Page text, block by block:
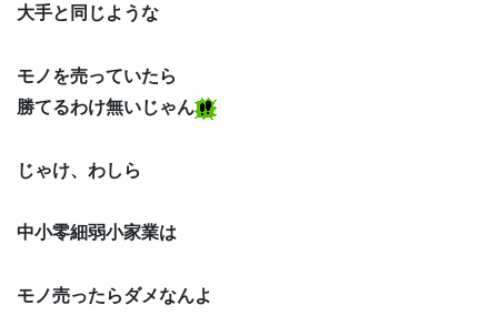
大手と同じような
モノを売っていたら
勝てるわけ無いじゃん
じゃけ、わしら
中小零細弱小家業は
モノ売ったらダメなんよ